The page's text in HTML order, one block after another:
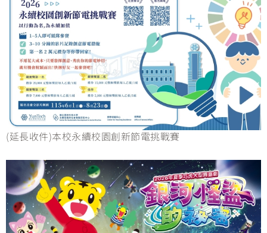
(延長收件)本校永續校園創新節電挑戰賽